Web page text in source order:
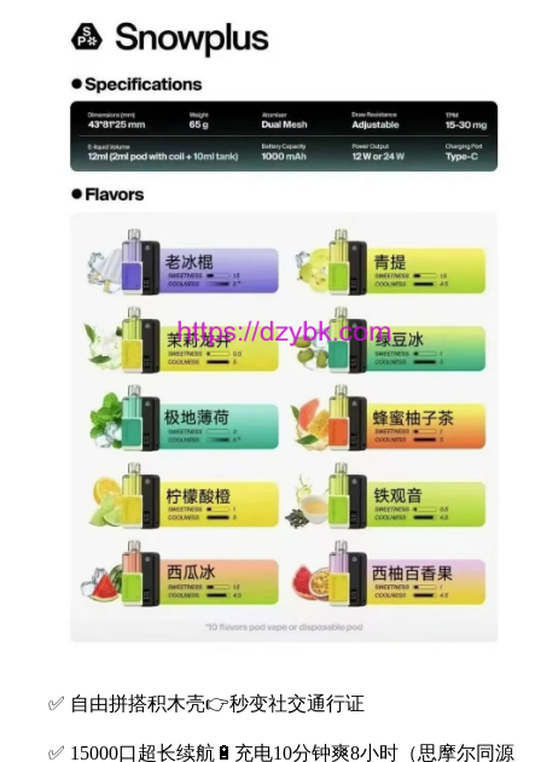
✅ 自由拼搭积木壳👉秒变社交通行证
✅ 15000口超长续航🔋充电10分钟爽8小时（思摩尔同源